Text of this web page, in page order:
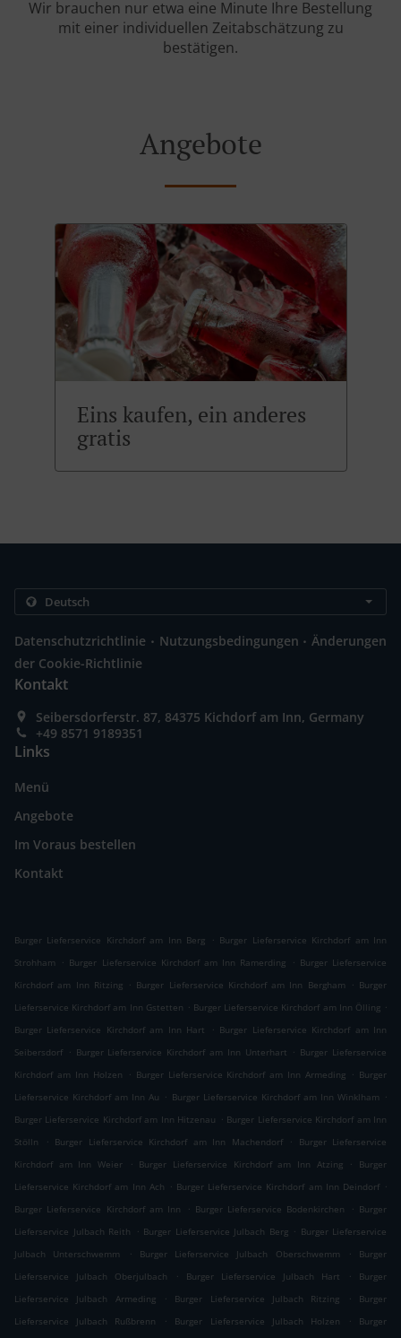
Wir brauchen nur etwa eine Minute Ihre Bestellung
mit einer individuellen Zeitabschätzung zu
bestätigen.
Angebote
Eins kaufen, ein anderes
gratis
Datenschutzrichtlinie . Nutzungsbedingungen . Änderungen
der Cookie-Richtlinie
Kontakt
Seibersdorferstr. 87, 84375 Kichdorf am Inn, Germany
+49 8571 9189351
Links
Menü
Angebote
Im Voraus bestellen
Kontakt
Burger Lieferservice Kirchdorf am Inn Berg . Burger Lieferservice Kirchdorf am Inn
Strohham
. Burger Lieferservice Kirchdorf am Inn Ramerding . Burger Lieferservice
Kirchdorf am Inn Ritzing . Burger Lieferservice Kirchdorf am Inn Bergham . Burger
Lieferservice Kirchdorf am Inn Gstetten . Burger Lieferservice Kirchdorf am Inn Ölling .
Burger Lieferservice Kirchdorf am Inn Hart
. Burger Lieferservice Kirchdorf am Inn
Seibersdorf . Burger Lieferservice Kirchdorf am Inn Unterhart . Burger Lieferservice
Kirchdorf am Inn Holzen
. Burger Lieferservice Kirchdorf am Inn Armeding . Burger
Lieferservice Kirchdorf am Inn Au . Burger Lieferservice Kirchdorf am Inn Winklham .
Burger Lieferservice Kirchdorf am Inn Hitzenau . Burger Lieferservice Kirchdorf am Inn
Stölln
. Burger Lieferservice Kirchdorf am Inn Machendorf .
Burger Lieferservice
Kirchdorf am Inn Weier
. Burger Lieferservice Kirchdorf am Inn Atzing .
Burger
Lieferservice Kirchdorf am Inn Ach . Burger Lieferservice Kirchdorf am Inn Deindorf .
Burger Lieferservice Kirchdorf am Inn
. Burger Lieferservice Bodenkirchen . Burger
Lieferservice Julbach Reith
. Burger Lieferservice Julbach Berg . Burger Lieferservice
Julbach Unterschwemm
. Burger Lieferservice Julbach Oberschwemm .
Burger
Lieferservice Julbach Oberjulbach
. Burger Lieferservice Julbach Hart .
Burger
Lieferservice Julbach Armeding
. Burger Lieferservice Julbach Ritzing .
Burger
Lieferservice Julbach Rußbrenn
. Burger Lieferservice Julbach Holzen .
Burger